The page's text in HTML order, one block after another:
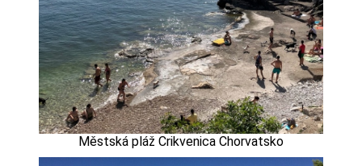
Městská pláž Crikvenica Chorvatsko